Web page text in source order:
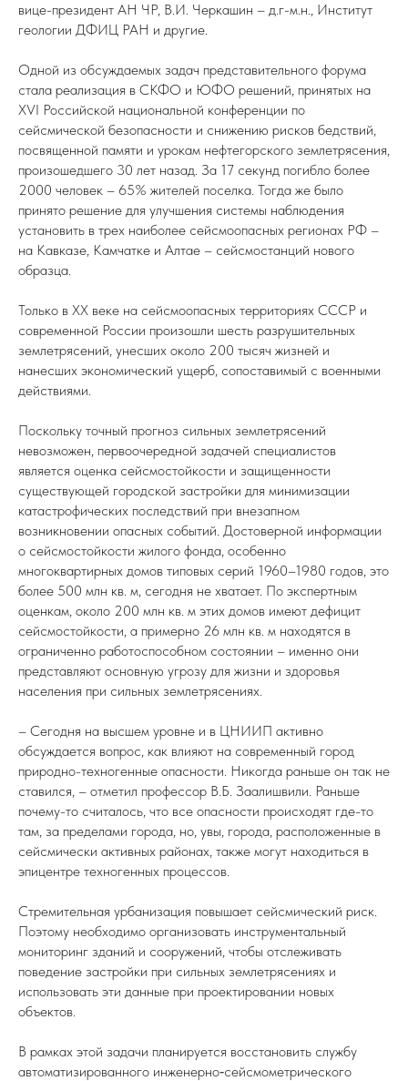
вице-президент АН ЧР, В.И. Черкашин – д.г-м.н., Институт
геологии ДФИЦ РАН и другие.
Одной из обсуждаемых задач представительного форума
стала реализация в СКФО и ЮФО решений, принятых на
XVI Российской национальной конференции по
сейсмической безопасности и снижению рисков бедствий,
посвященной памяти и урокам нефтегорского землетрясения,
произошедшего 30 лет назад. За 17 секунд погибло более
2000 человек – 65% жителей поселка. Тогда же было
принято решение для улучшения системы наблюдения
установить в трех наиболее сейсмоопасных регионах РФ –
на Кавказе, Камчатке и Алтае – сейсмостанций нового
образца.
Только в XX веке на сейсмоопасных территориях СССР и
современной России произошли шесть разрушительных
землетрясений, унесших около 200 тысяч жизней и
нанесших экономический ущерб, сопоставимый с военными
действиями.
Поскольку точный прогноз сильных землетрясений
невозможен, первоочередной задачей специалистов
является оценка сейсмостойкости и защищенности
существующей городской застройки для минимизации
катастрофических последствий при внезапном
возникновении опасных событий. Достоверной информации
о сейсмостойкости жилого фонда, особенно
многоквартирных домов типовых серий 1960–1980 годов, это
более 500 млн кв. м, сегодня не хватает. По экспертным
оценкам, около 200 млн кв. м этих домов имеют дефицит
сейсмостойкости, а примерно 26 млн кв. м находятся в
ограниченно работоспособном состоянии – именно они
представляют основную угрозу для жизни и здоровья
населения при сильных землетрясениях.
– Сегодня на высшем уровне и в ЦНИИП активно
обсуждается вопрос, как влияют на современный город
природно-техногенные опасности. Никогда раньше он так не
ставился, – отметил профессор В.Б. Заалишвили. Раньше
почему-то считалось, что все опасности происходят где-то
там, за пределами города, но, увы, города, расположенные в
сейсмически активных районах, также могут находиться в
эпицентре техногенных процессов.
Стремительная урбанизация повышает сейсмический риск.
Поэтому необходимо организовать инструментальный
мониторинг зданий и сооружений, чтобы отслеживать
поведение застройки при сильных землетрясениях и
использовать эти данные при проектировании новых
объектов.
В рамках этой задачи планируется восстановить службу
автоматизированного инженерно‑сейсмометрического